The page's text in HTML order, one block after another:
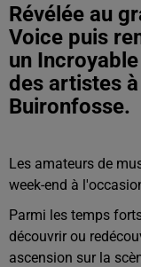
Révélée au
Voice puis
un
des artistes
Buironfosse.
Les amateurs de
week-end à
Parmi les temps
découvrir ou
ascension sur la